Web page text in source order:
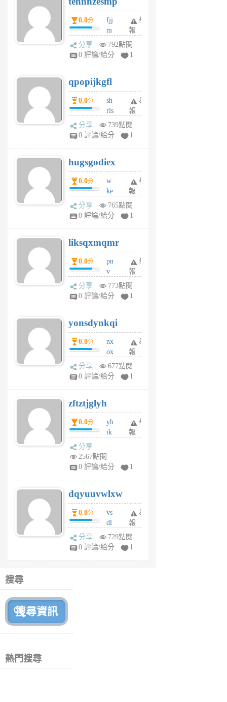
個
月
前
0.0分
fjj
m
w
rs
6
個
月
前
舉
報
分享
792點閱
0 評論/給分
1
qpopijkgfl
0.0分
sh
rls
k
m
6
個
月
前
舉
報
分享
739點閱
0 評論/給分
1
hugsgodiex
0.0分
w
ke
rv
pj
6
個
月
前
舉
報
分享
765點閱
0 評論/給分
1
liksqxmqmr
0.0分
pn
v
wt
sv
6
個
月
前
舉
報
分享
773點閱
0 評論/給分
1
yonsdynkqi
0.0分
nx
ox
rh
pe
月
前
舉
報
分享
677點閱
0 評論/給分
1
zftztjglyh
0.0分
yh
ik
tu
6
個
月
前
舉
報
分享
2567點閱
0 評論/給分
1
dqyuuvwlxw
0.0分
vs
dl
sq
fy
舉
報
分享
729點閱
0 評論/給分
1
搜尋
熱門搜尋